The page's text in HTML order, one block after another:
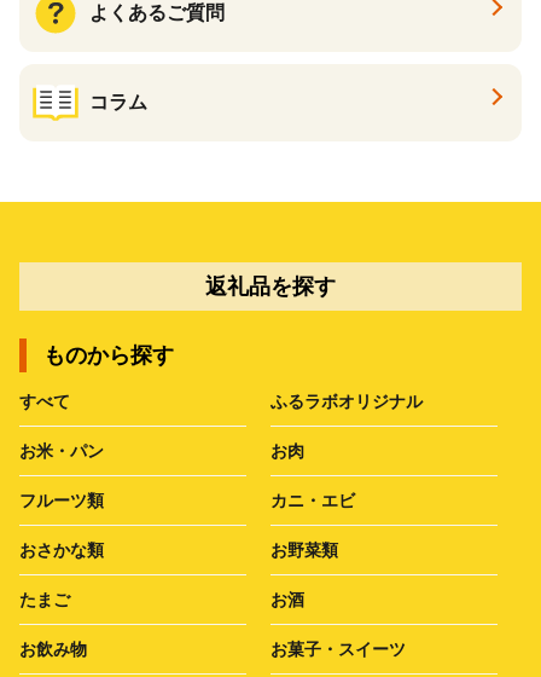
よくあるご質問
コラム
返礼品を探す
ものから探す
すべて ふるラボオリジナル
お米・パン お肉
フルーツ類 カニ・エビ
おさかな類 お野菜類
たまご お酒
お飲み物 お菓子・スイーツ